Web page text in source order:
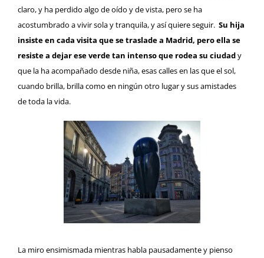
claro, y ha perdido algo de oído y de vista, pero se ha
acostumbrado a vivir sola y tranquila, y así quiere seguir. Su hija
insiste en cada visita que se traslade a Madrid, pero ella se
resiste a dejar ese verde tan intenso que rodea su ciudady
que la ha acompañado desde niña, esas calles en las que el sol,
cuando brilla, brilla como en ningún otro lugar y sus amistades
de toda la vida.
La miro ensimismada mientras habla pausadamente y pienso